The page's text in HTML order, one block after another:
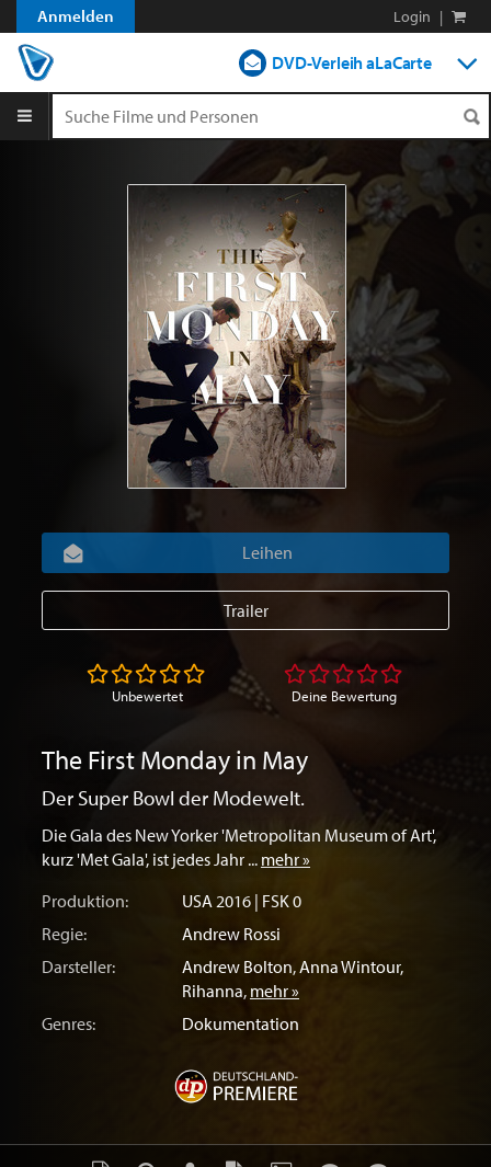
Anmelden Login |
DVD-Verleih aLaCarte
Streamen
Shop
Blog
The First Monday in May
Der Super Bowl der Modewelt.
Die Gala des New Yorker 'Metropolitan Museum of Art',
kurz 'Met Gala', ist jedes Jahr ... mehr »
Produktion:
USA 2016 | FSK 0
Regie:
Andrew Rossi
Darsteller:
Andrew Bolton,Anna Wintour,
Rihanna, mehr »
Genres:
Dokumentation
Leihen
Trailer
Unbewertet Deine Bewertung